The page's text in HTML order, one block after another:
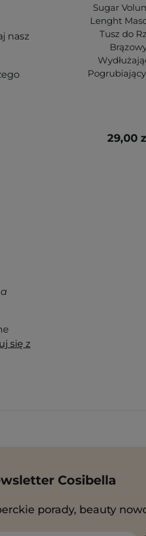
nasz
się z
Sugar
Lenght
Tusz do
29,00
Cosibella
porady, beauty